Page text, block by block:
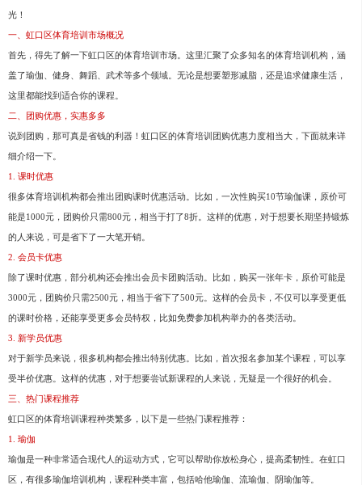
光！
一、虹口区体育培训市场概况
首先，得先了解一下虹口区的体育培训市场。这里汇聚了众多知名的体育培训机构，涵
盖了瑜伽、健身、舞蹈、武术等多个领域。无论是想要塑形减脂，还是追求健康生活，
这里都能找到适合你的课程。
二、团购优惠，实惠多多
说到团购，那可真是省钱的利器！虹口区的体育培训团购优惠力度相当大，下面就来详
细介绍一下。
1. 课时优惠
很多体育培训机构都会推出团购课时优惠活动。比如，一次性购买10节瑜伽课，原价可
能是1000元，团购价只需800元，相当于打了8折。这样的优惠，对于想要长期坚持锻炼
的人来说，可是省下了一大笔开销。
2. 会员卡优惠
除了课时优惠，部分机构还会推出会员卡团购活动。比如，购买一张年卡，原价可能是
3000元，团购价只需2500元，相当于省下了500元。这样的会员卡，不仅可以享受更低
的课时价格，还能享受更多会员特权，比如免费参加机构举办的各类活动。
3. 新学员优惠
对于新学员来说，很多机构都会推出特别优惠。比如，首次报名参加某个课程，可以享
受半价优惠。这样的优惠，对于想要尝试新课程的人来说，无疑是一个很好的机会。
三、热门课程推荐
虹口区的体育培训课程种类繁多，以下是一些热门课程推荐：
1. 瑜伽
瑜伽是一种非常适合现代人的运动方式，它可以帮助你放松身心，提高柔韧性。在虹口
区，有很多瑜伽培训机构，课程种类丰富，包括哈他瑜伽、流瑜伽、阴瑜伽等。